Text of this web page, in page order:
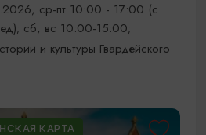
ср-пт 10:00 - 17:00 (с
сб, вс 10:00-15:00;
и культуры Гвардейского
КАРТА